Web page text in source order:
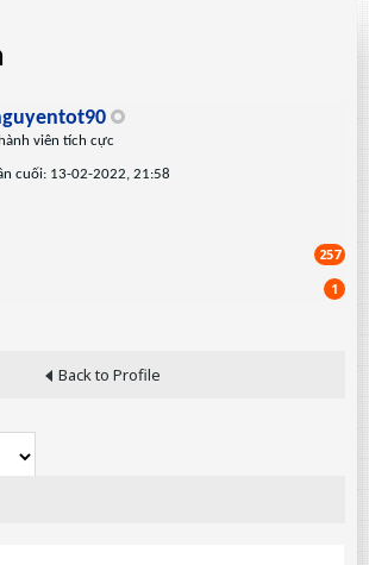
viên tích cực
cuối: 13-02-2022, 21:58
257
1
Back to Profile